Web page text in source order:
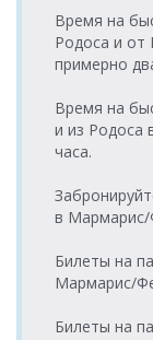
Время на
Родоса и от
примерно
Время на
и из Родоса
часа.
в
Билеты на
Мармарис/
Билеты на